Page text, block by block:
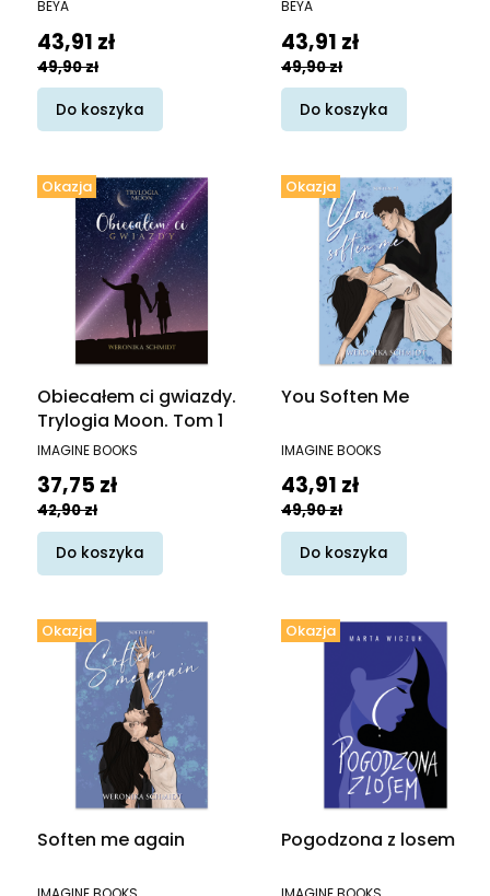
BEYA
Cena promocyjna
43,91 zł
49,90 zł
Do koszyka
BEYA
Cena promocyjna
43,91 zł
49,90 zł
Do koszyka
Okazja
Obiecałem ci gwiazdy.
Trylogia Moon. Tom 1
PRODUCENT
IMAGINE BOOKS
Cena promocyjna
37,75 zł
42,90 zł
Do koszyka
Okazja
You Soften Me
PRODUCENT
IMAGINE BOOKS
Cena promocyjna
43,91 zł
49,90 zł
Do koszyka
Okazja
Soften me again
PRODUCENT
Okazja
Pogodzona z losem
PRODUCENT